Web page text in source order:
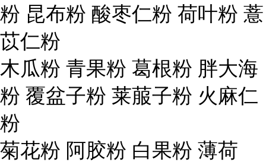
粉 昆布粉 酸枣仁粉 荷叶粉 薏
苡仁粉
木瓜粉 青果粉 葛根粉 胖大海
粉 覆盆子粉 莱菔子粉 火麻仁
粉
菊花粉 阿胶粉 白果粉 薄荷